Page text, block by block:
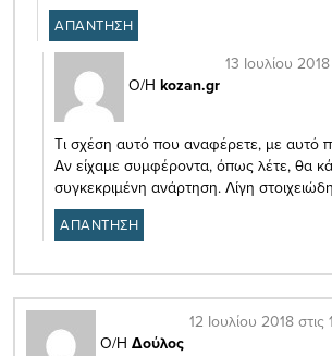
ΑΠΑΝΤΗΣΗ
Ο/Η kozan.gr
13 Ιουλίου
Tι σχέση αυτό που αναφέρετε, με αυτό
Αν είχαμε συμφέροντα, όπως λέτε, θα
συγκεκριμένη ανάρτηση. Λίγη
ΑΠΑΝΤΗΣΗ
Ο/Η Δούλος
12 Ιουλίου 2018 στις